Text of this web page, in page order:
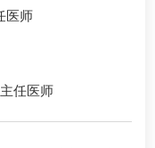
医师
任医师